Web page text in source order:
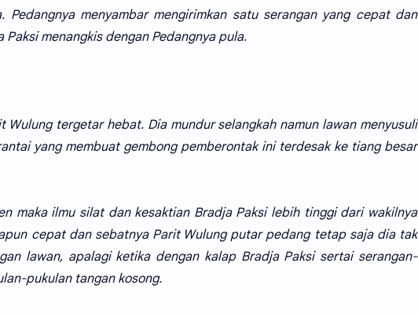
Pedangnya menyambar mengirimkan satu serangan yang cepat dan
menangkis dengan Pedangnya pula.
Wulung tergetar hebat. Dia mundur selangkah namun lawan menyusuli
yang membuat gembong pemberontak ini terdesak ke tiang besar
maka ilmu silat dan kesaktian Bradja Paksi lebih tinggi dari wakilnya
cepat dan sebatnya Parit Wulung putar pedang tetap saja dia tak
lawan, apalagi ketika dengan kalap Bradja Paksi sertai serangan-
pukulan tangan kosong.